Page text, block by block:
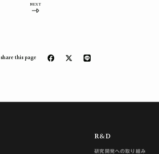
NEXT
share this page
R&D
研究開発への取り組み